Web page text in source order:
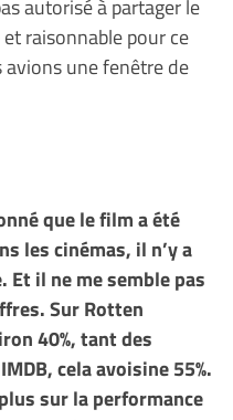
autorisé à partager le
raisonnable pour ce
une fenêtre de
que le film a été
les cinémas, il n’y a
Et il ne me semble pas
Sur Rotten
40%, tant des
cela avoisine 55%.
sur la performance